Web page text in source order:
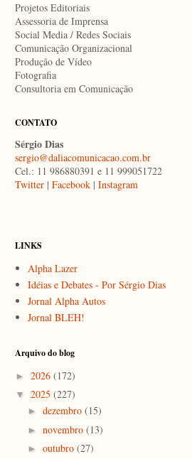
Projetos Editoriais
Assessoria de Imprensa
Social Media / Redes Sociais
Comunicação Organizacional
Produção de Vídeo
Fotografia
Consultoria em Comunicação
CONTATO
Sérgio Dias
sergio@daliacomunicacao.com.br
Cel.: 11 986880391 e 11 999051722
Twitter | Facebook | Instagram
LINKS
Alpha Lazer
Idéias e Debates - Por Sérgio Dias
Jornal Alpha Autos
Jornal BLEH!
Arquivo do blog
► 2026 (172)
▼ 2025 (227)
► dezembro (15)
► novembro (13)
► outubro (27)